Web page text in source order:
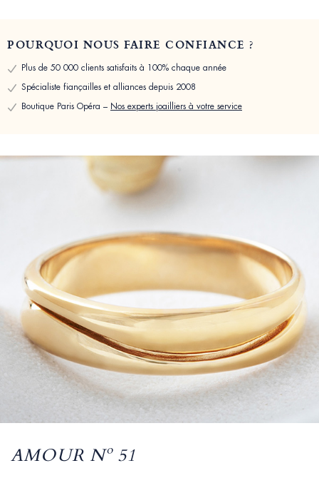
POURQUOI NOUS FAIRE CONFIANCE ?
Plus de 50 000 clients satisfaits à 100% chaque année
Spécialiste fiançailles et alliances depuis 2008
Boutique Paris Opéra – Nos experts joailliers à votre service
AMOUR Nº 51